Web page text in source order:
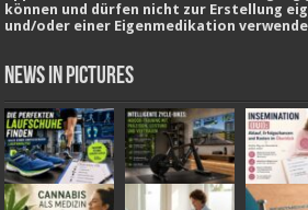
können und dürfen nicht zur Erstellung
und/oder einer Eigenmedikation
News in Pictures